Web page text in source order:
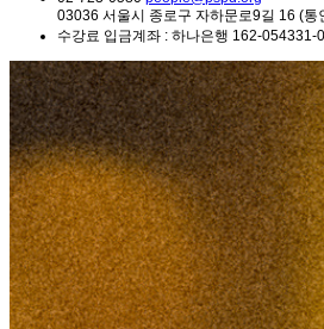
03036 서울시 종로구 자하문로9길 16 (통
수강료 입금계좌 : 하나은행 162-054331-